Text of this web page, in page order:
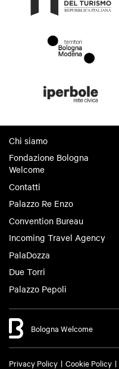
Chi siamo
Fondazione Bologna
Welcome
Contatti
Palazzo Re Enzo
Convention Bureau
Incoming Travel Agency
PalaDozza
Due Torri
Palazzo Pepoli
Bologna Welcome
Privacy Policy Cookie Policy